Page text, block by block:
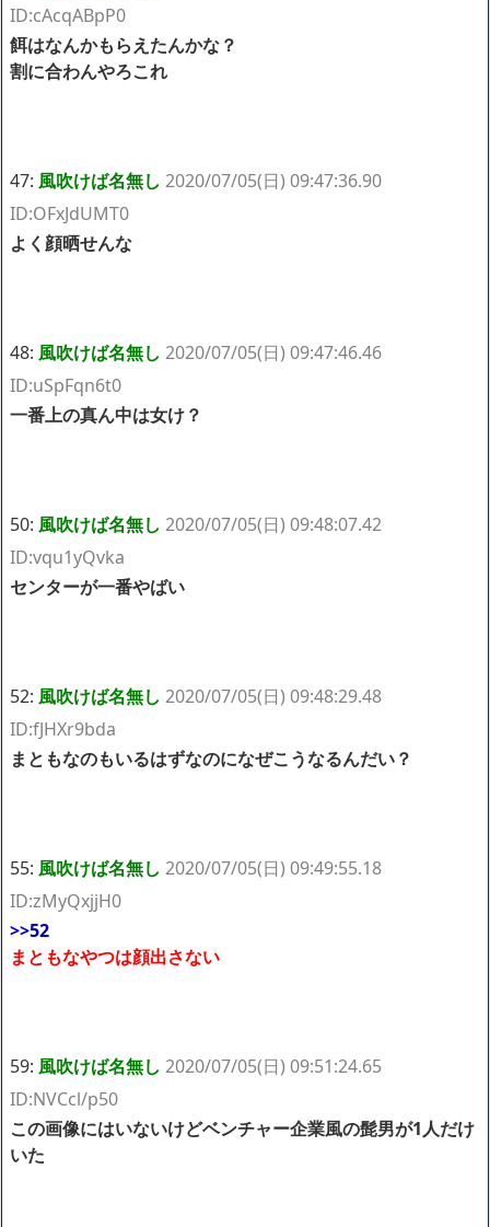
ID:cAcqABpP0
餌はなんかもらえたんかな？
割に合わんやろこれ
47: 風吹けば名無し 2020/07/05(日) 09:47:36.90
ID:OFxJdUMT0
よく顔晒せんな
48: 風吹けば名無し 2020/07/05(日) 09:47:46.46
ID:uSpFqn6t0
一番上の真ん中は女け？
50: 風吹けば名無し 2020/07/05(日) 09:48:07.42
ID:vqu1yQvka
センターが一番やばい
52: 風吹けば名無し 2020/07/05(日) 09:48:29.48
ID:fJHXr9bda
まともなのもいるはずなのになぜこうなるんだい？
55: 風吹けば名無し 2020/07/05(日) 09:49:55.18
ID:zMyQxjjH0
>>52
まともなやつは顔出さない
59: 風吹けば名無し 2020/07/05(日) 09:51:24.65
ID:NVCcl/p50
この画像にはいないけどベンチャー企業風の髭男が1人だけ
いた